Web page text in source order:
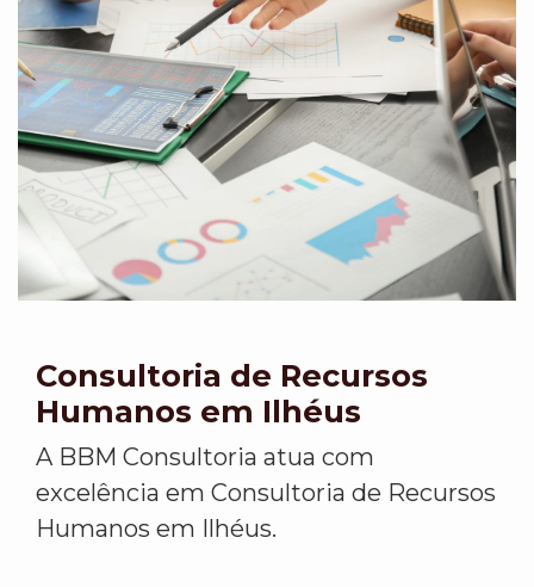
Consultoria de Recursos
Humanos em Ilhéus
A BBM Consultoria atua com
excelência em Consultoria de Recursos
Humanos em Ilhéus.